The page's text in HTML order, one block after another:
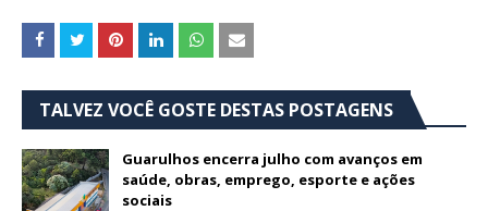
TALVEZ VOCÊ GOSTE DESTAS POSTAGENS
Guarulhos encerra julho com avanços em
saúde, obras, emprego, esporte e ações
sociais